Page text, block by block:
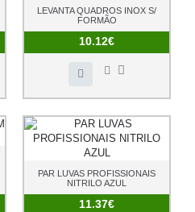
LEVANTA QUADROS INOX S/
FORMÃO
10.12€
PAR LUVAS PROFISSIONAIS
NITRILO AZUL
11.37€